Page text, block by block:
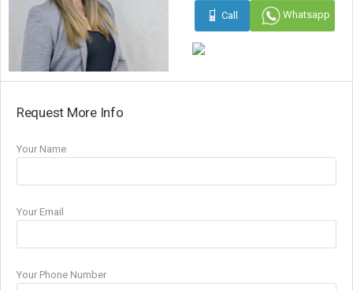
Call Whatsapp
Request More Info
Your Name
Your Email
Your Phone Number